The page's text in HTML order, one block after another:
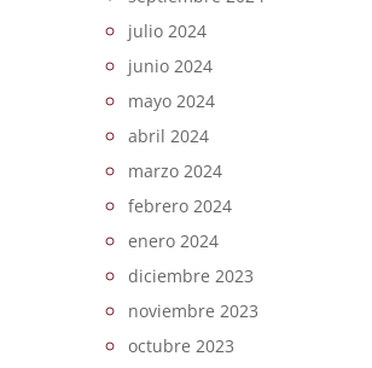
julio 2024
junio 2024
mayo 2024
abril 2024
marzo 2024
febrero 2024
enero 2024
diciembre 2023
noviembre 2023
octubre 2023